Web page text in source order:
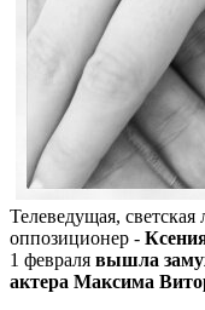
Телеведущая, светская
оппозиционер -
1 февраля вышла
актера Максима